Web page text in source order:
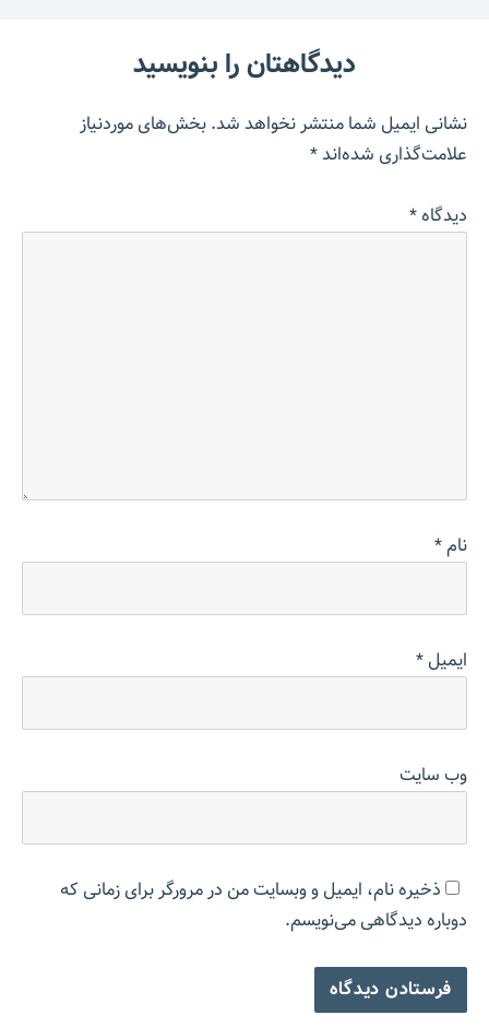
دیدگاهتان را بنویسید
نشانی ایمیل شما منتشر نخواهد شد.بخش‌های موردنیاز
علامت‌گذاری شده‌اند*
دیدگاه*
نام*
ایمیل*
وب‌ سایت
ذخیره نام، ایمیل و وبسایت من در مرورگر برای زمانی که
دوباره دیدگاهی می‌نویسم.